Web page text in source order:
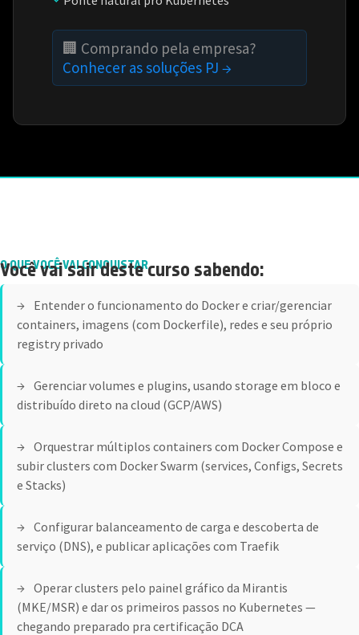
🏢 Comprando pela empresa?
Conhecer as soluções PJ →
O QUE VOCÊ VAI CONQUISTAR
Você vai sair deste curso sabendo:
Entender o funcionamento do Docker e criar/gerenciar
containers, imagens (com Dockerfile), redes e seu próprio
registry privado
Gerenciar volumes e plugins, usando storage em bloco e
distribuído direto na cloud (GCP/AWS)
Orquestrar múltiplos containers com Docker Compose e
subir clusters com Docker Swarm (services, Configs, Secrets
e Stacks)
Configurar balanceamento de carga e descoberta de
serviço (DNS), e publicar aplicações com Traefik
Operar clusters pelo painel gráfico da Mirantis
(MKE/MSR) e dar os primeiros passos no Kubernetes —
chegando preparado pra certificação DCA